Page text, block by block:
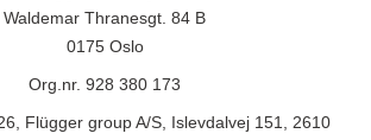
Waldemar Thranesgt. 84 B
0175 Oslo
Org.nr. 928 380 173
Flügger group A/S, Islevdalvej 151, 2610